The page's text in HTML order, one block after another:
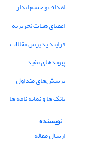
اهداف و چشم انداز
اعضای هیات تحریریه
فرایند پذیرش مقالات
پیوندهای مفید
پرسش‌های متداول
بانک ها و نمایه نامه ها
نویسنده
ارسال مقاله